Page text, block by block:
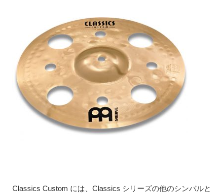
Classics Custom には、Classics シリーズの他のシンバルと